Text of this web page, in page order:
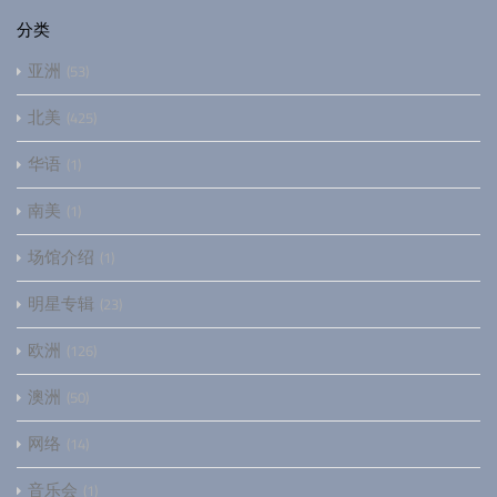
分类
亚洲 53
北美 425
华语 1
南美 1
场馆介绍 1
明星专辑 23
欧洲 126
澳洲 50
网络 14
音乐会 1